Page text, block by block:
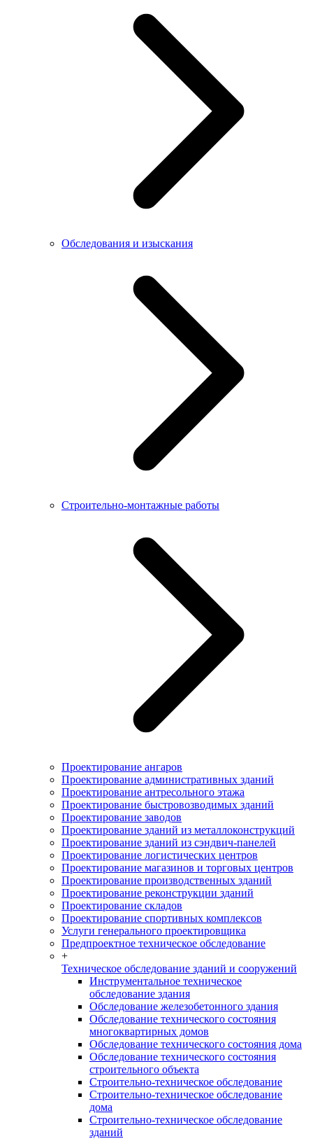
Обследования и изыскания
Строительно-монтажные работы
Проектирование ангаров
Проектирование административных зданий
Проектирование антресольного этажа
Проектирование быстровозводимых зданий
Проектирование заводов
Проектирование зданий из металлоконструкций
Проектирование зданий из сэндвич-панелей
Проектирование логистических центров
Проектирование магазинов и торговых центров
Проектирование производственных зданий
Проектирование реконструкции зданий
Проектирование складов
Проектирование спортивных комплексов
Услуги генерального проектировщика
Предпроектное техническое обследование
+
Техническое обследование зданий и сооружений
Инструментальное техническое
обследование здания
Обследование железобетонного здания
Обследование технического состояния
многоквартирных домов
Обследование технического состояния дома
Обследование технического состояния
строительного объекта
Строительно-техническое обследование
Строительно-техническое обследование
дома
Строительно-техническое обследование
зданий